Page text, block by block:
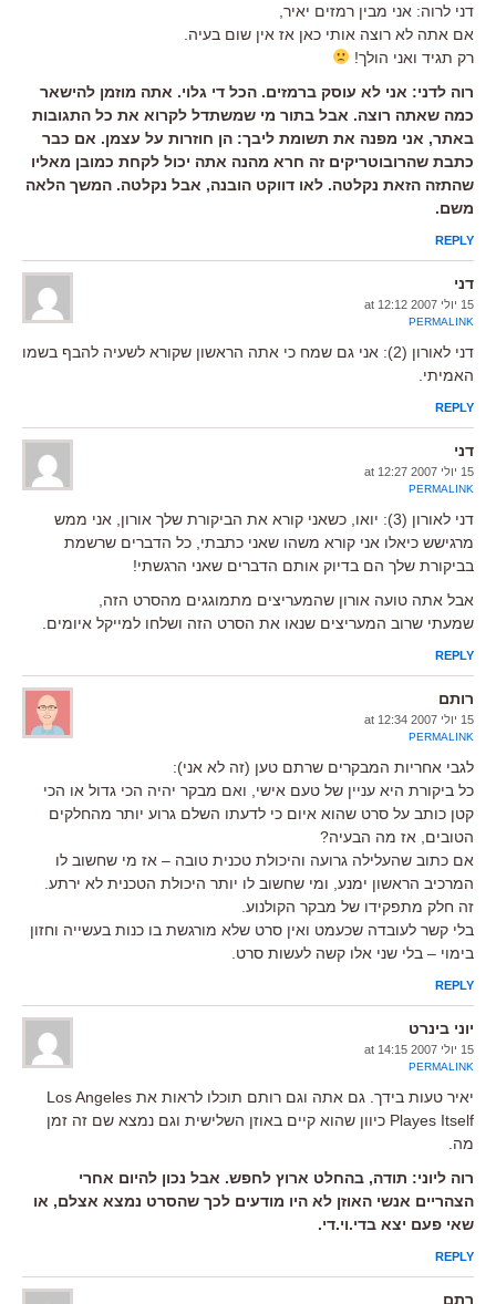
דני לרוה: אני מבין רמזים יאיר,
אם אתה לא רוצה אותי כאן אז אין שום בעיה.
רק תגיד ואני הולך!
רוה לדני: אני לא עוסק ברמזים. הכל די גלוי. אתה מוזמן להישאר
כמה שאתה רוצה. אבל בתור מי שמשתדל לקרוא את כל התגובות
באתר, אני מפנה את תשומת ליבך: הן חוזרות על עצמן. אם כבר
כתבת שהרובוטריקים זה חרא מהנה אתה יכול לקחת כמובן מאליו
שהתזה הזאת נקלטה. לאו דווקט הובנה, אבל נקלטה. המשך הלאה
משם.
REPLY
דני
15 יולי 2007 at 12:12
PERMALINK
דני לאורון (2): אני גם שמח כי אתה הראשון שקורא לשעיה להבף בשמו
האמיתי.
REPLY
דני
15 יולי 2007 at 12:27
PERMALINK
דני לאורון (3): יואו, כשאני קורא את הביקורת שלך אורון, אני ממש
מרגישש כיאלו אני קורא משהו שאני כתבתי, כל הדברים שרשמת
בביקורת שלך הם בדיוק אותם הדברים שאני הרגשתי!
אבל אתה טועה אורון שהמעריצים מתמוגגים מהסרט הזה,
שמעתי שרוב המעריצים שנאו את הסרט הזה ושלחו למייקל איומים.
REPLY
רותם
15 יולי 2007 at 12:34
PERMALINK
לגבי אחריות המבקרים שרתם טען (זה לא אני):
כל ביקורת היא עניין של טעם אישי, ואם מבקר יהיה הכי גדול או הכי
קטן כותב על סרט שהוא איום כי לדעתו השלם גרוע יותר מהחלקים
הטובים, אז מה הבעיה?
אם כתוב שהעלילה גרועה והיכולת טכנית טובה – אז מי שחשוב לו
המרכיב הראשון ימנע, ומי שחשוב לו יותר היכולת הטכנית לא ירתע.
זה חלק מתפקידו של מבקר הקולנוע.
בלי קשר לעובדה שכעמט ואין סרט שלא מורגשת בו כנות בעשייה וחזון
בימוי – בלי שני אלו קשה לעשות סרט.
REPLY
יוני בינרט
15 יולי 2007 at 14:15
PERMALINK
יאיר טעות בידך. גם אתה וגם רותם תוכלו לראות את Los Angeles
Playes Itself כיוון שהוא קיים באוזן השלישית וגם נמצא שם זה זמן
מה.
רוה ליוני: תודה, בהחלט ארוץ לחפש. אבל נכון להיום אחרי
הצהריים אנשי האוזן לא היו מודעים לכך שהסרט נמצא אצלם, או
שאי פעם יצא בדי.וי.די.
REPLY
רתם